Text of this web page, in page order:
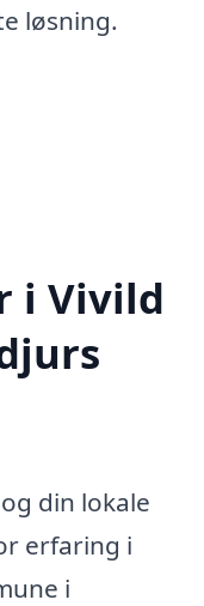
løsning.
i Vivild
din lokale
erfaring i
i